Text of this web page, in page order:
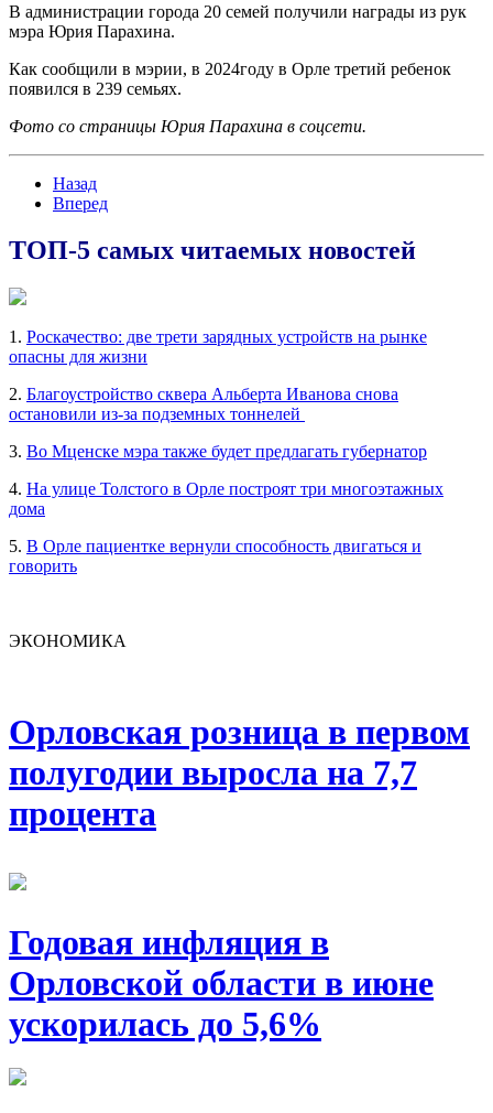
В администрации города 20 семей получили награды из рук
мэра Юрия Парахина.
Как сообщили в мэрии, в 2024году в Орле третий ребенок
появился в 239 семьях.
Фото со страницы Юрия Парахина в соцсети.
Назад
Вперед
ТОП-5 самых читаемых новостей
1. Роскачество: две трети зарядных устройств на рынке
опасны для жизни
2. Благоустройство сквера Альберта Иванова снова
остановили из-за подземных тоннелей
3. Во Мценске мэра также будет предлагать губернатор
4. На улице Толстого в Орле построят три многоэтажных
дома
5. В Орле пациентке вернули способность двигаться и
говорить
ЭКОНОМИКА
Орловская розница в первом
полугодии выросла на 7,7
процента
Годовая инфляция в
Орловской области в июне
ускорилась до 5,6%